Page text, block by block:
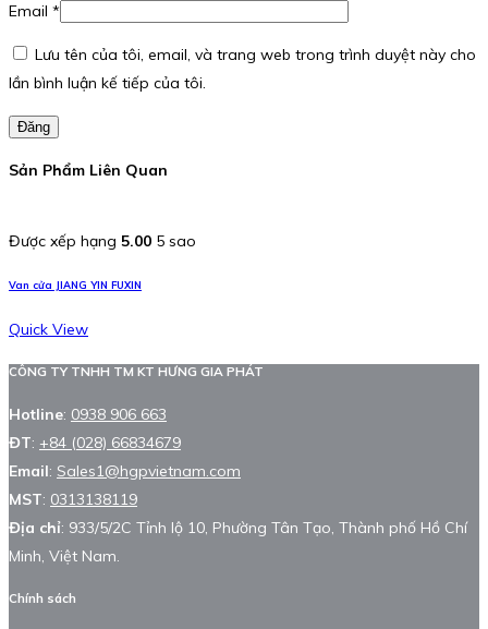
Email *
Lưu tên của tôi, email, và trang web trong trình duyệt này cho
lần bình luận kế tiếp của tôi.
Đăng
Sản Phẩm Liên Quan
Được xếp hạng 5.00 5 sao
Van cửa JIANG YIN FUXIN
Quick View
CÔNG TY TNHH TM KT HƯNG GIA PHÁT
Hotline: 0938 906 663
ĐT: +84 (028) 66834679
Email: Sales1@hgpvietnam.com
MST: 0313138119
Địa chỉ: 933/5/2C Tỉnh lộ 10, Phường Tân Tạo, Thành phố Hồ Chí
Minh, Việt Nam.
Chính sách